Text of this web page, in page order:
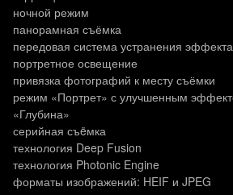
ночной режим
панорамная съёмка
передовая система устранения
портретное освещение
привязка фотографий к месту съёмки
режим «Портрет» с улучшенным
«Глубина»
серийная съëмка
технология Deep Fusion
технология Photonic Engine
форматы изображений: HEIF и JPEG